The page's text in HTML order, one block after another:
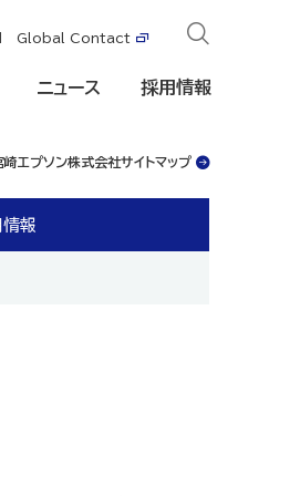
Global Contact
ニュース 採用情報
崎エプソン株式会社サイトマップ
報